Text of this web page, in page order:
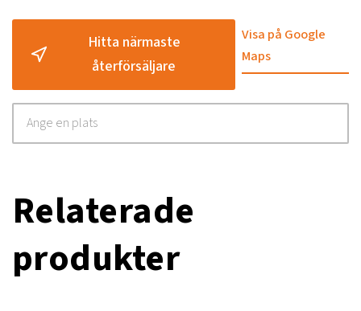
Hitta närmaste
återförsäljare
Visa på Google
Maps
Relaterade
produkter